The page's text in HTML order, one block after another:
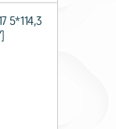
5*114,3